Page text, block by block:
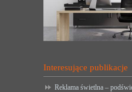
Interesujące publikacje
Reklama świetlna –